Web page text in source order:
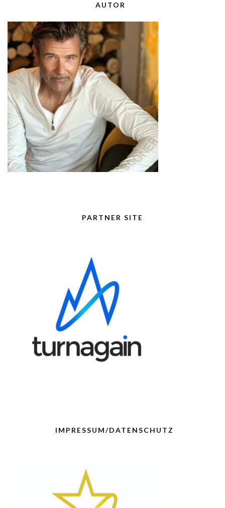
AUTOR
PARTNER SITE
IMPRESSUM/DATENSCHUTZ